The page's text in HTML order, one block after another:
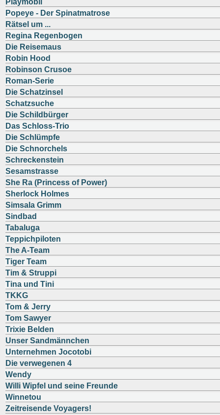
Playmobil
Popeye - Der Spinatmatrose
Rätsel um ...
Regina Regenbogen
Die Reisemaus
Robin Hood
Robinson Crusoe
Roman-Serie
Die Schatzinsel
Schatzsuche
Die Schildbürger
Das Schloss-Trio
Die Schlümpfe
Die Schnorchels
Schreckenstein
Sesamstrasse
She Ra (Princess of Power)
Sherlock Holmes
Simsala Grimm
Sindbad
Tabaluga
Teppichpiloten
The A-Team
Tiger Team
Tim & Struppi
Tina und Tini
TKKG
Tom & Jerry
Tom Sawyer
Trixie Belden
Unser Sandmännchen
Unternehmen Jocotobi
Die verwegenen 4
Wendy
Willi Wipfel und seine Freunde
Winnetou
Zeitreisende Voyagers!